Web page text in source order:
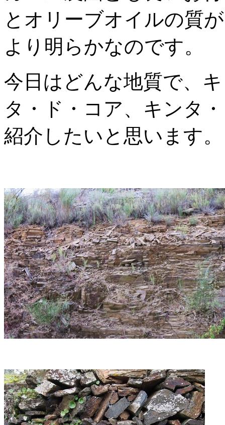
とオリーブオイルの質
より明らかなのです。
今日はどんな地質で、
タ・ド・コア、キンタ
紹介したいと思います。